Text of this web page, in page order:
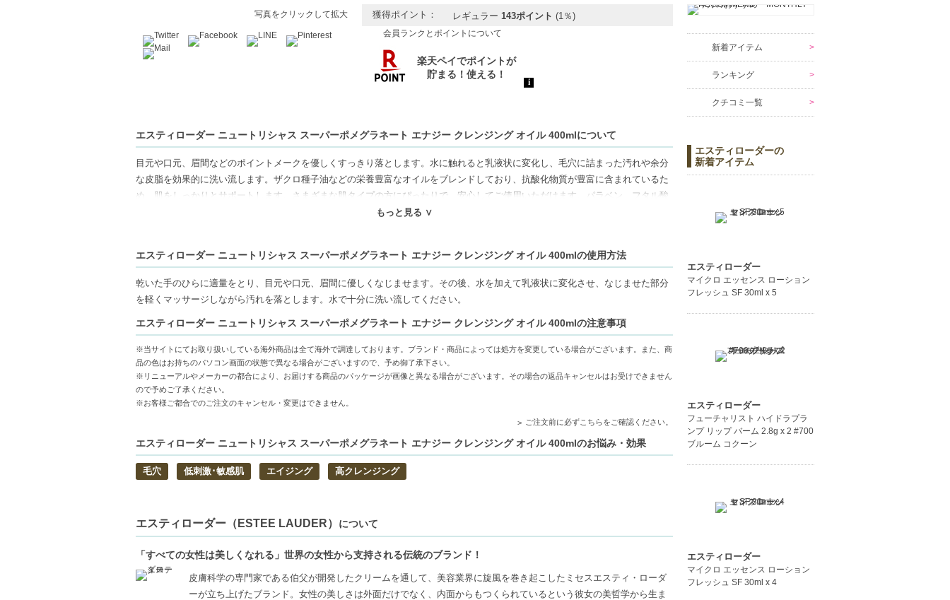
写真をクリックして拡大
獲得ポイント： レギュラー 143ポイント (1％)
会員ランクとポイントについて
エスティローダー ニュートリシャス スーパーポメグラネート エナジー クレンジング オイル 400mlについて
目元や口元、眉間などのポイントメークを優しくすっきり落とします。水に触れると乳液状に変化し、毛穴に詰まった汚れや余分
な皮脂を効果的に洗い流します。ザクロ種子油などの栄養豊富なオイルをブレンドしており、抗酸化物質が豊富に含まれているた
め、肌をしっかりとサポートします。さまざまな肌タイプの方にぴったりで、安心してご使用いただけます。パラベン、フタル酸
エステル、亜硫酸塩、硫酸塩、乾燥アルコール、シリコン、鉱物油、動物由来成分は一切使用していません。
◇こちらの商品は代引きでの発送ができかねます。代引きでご注文いただいた場合は、コンビニ後払いに変更をさせて頂きます。
コンビニ後払いには、決済代行会社による審査がございます。予めご了承ください。
◇こちらの商品は、ヤマト運輸、佐川急便もしくは日本郵便で発送をさせて頂きます。配送便のご指定はできません。
◇配送伝票の依頼主名、納品書に弊社以外の物流センター社名が記載されることがあります。
◇1件のご注文でも倉庫が異なる場合や配送用箱の関係で荷物を分割して配送する場合がございます。予めご了承ください。また、
明細書は分割してそれぞれの荷物に同梱されますが手数料等の変更はございませんのでご安心ください。
◇この商品はラッピングができません。
優れた洗浄力-ポイントメークをすっきり落とし、清潔なお肌を保てます。
栄養成分たっぷり-ザクロ種子油などの栄養豊富なオイルで、肌をしっかりサポート。
さまざまな肌タイプに-幅広い肌質の方にご利用いただける安心設計です。
メークを落とす際に優しさを重視する方
肌タイプに関係なく、安心して使える製品を探している方
【JAN/UPC:887167527539】
もっと見る ∨
エスティローダー ニュートリシャス スーパーポメグラネート エナジー クレンジング オイル 400mlの使用方法
乾いた手のひらに適量をとり、目元や口元、眉間に優しくなじませます。その後、水を加えて乳液状に変化させ、なじませた部分
を軽くマッサージしながら汚れを落とします。水で十分に洗い流してください。
エスティローダー ニュートリシャス スーパーポメグラネート エナジー クレンジング オイル 400mlの注意事項
※当サイトにてお取り扱いしている海外商品は全て海外で調達しております。ブランド・商品によっては処方を変更している場合がございます。また、商
品の色はお持ちのパソコン画面の状態で異なる場合がございますので、予め御了承下さい。
※リニューアルやメーカーの都合により、お届けする商品のパッケージが画像と異なる場合がございます。その場合の返品キャンセルはお受けできません
ので予めご了承ください。
※お客様ご都合でのご注文のキャンセル・変更はできません。
ご注文前に必ずこちらをご確認ください。
エスティローダー ニュートリシャス スーパーポメグラネート エナジー クレンジング オイル 400mlのお悩み・効果
毛穴 低刺激･敏感肌 エイジング 高クレンジング
エスティローダー（ESTEE LAUDER） について
「すべての女性は美しくなれる」世界の女性から支持される伝統のブランド！
皮膚科学の専門家である伯父が開発したクリームを通して、美容業界に旋風を巻き起こしたミセスエスティ・ローダ
ーが立ち上げたブランド。女性の美しさは外面だけでなく、内面からもつくられているという彼女の美哲学から生ま
新着アイテム
ランキング
クチコミ一覧
エスティローダーの
新着アイテム
エスティローダー
マイクロ エッセンス ローション
フレッシュ SF 30ml x 5
エスティローダー
フューチャリスト ハイドラプラ
ンプ リップ バーム 2.8g x 2 #700
ブルーム コクーン
エスティローダー
マイクロ エッセンス ローション
フレッシュ SF 30ml x 4